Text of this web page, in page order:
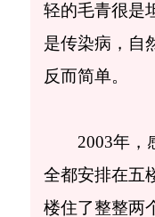
轻的毛青很是
是传染病，自
反而简单。
2003年，感
全都安排在五
楼住了整整两